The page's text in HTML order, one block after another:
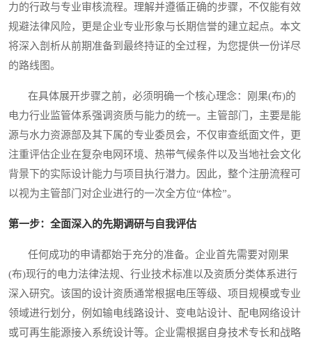
力的行政与专业审核流程。理解并遵循正确的步骤，不仅能有效
规避法律风险，更是企业专业形象与长期信誉的建立起点。本文
将深入剖析从前期准备到最终持证的全过程，为您提供一份详尽
的路线图。
在具体展开步骤之前，必须明确一个核心理念：刚果(布)的
电力行业监管体系强调资质与能力的统一。主管部门，主要是能
源与水力资源部及其下属的专业委员会，不仅审查纸面文件，更
注重评估企业在复杂电网环境、热带气候条件以及当地社会文化
背景下的实际设计能力与项目执行潜力。因此，整个注册流程可
以视为主管部门对企业进行的一次全方位“体检”。
第一步：全面深入的先期调研与自我评估
任何成功的申请都始于充分的准备。企业首先需要对刚果
(布)现行的电力法律法规、行业技术标准以及资质分类体系进行
深入研究。该国的设计资质通常根据电压等级、项目规模或专业
领域进行划分，例如输电线路设计、变电站设计、配电网络设计
或可再生能源接入系统设计等。企业需根据自身技术专长和战略